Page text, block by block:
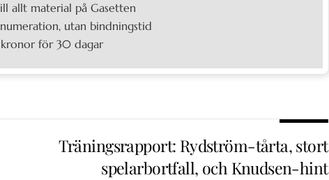
allt material på Gasetten
utan bindningstid
kronor för 30 dagar
Träningsrapport: Rydström-tårta, stort
spelarbortfall, och Knudsen-hint